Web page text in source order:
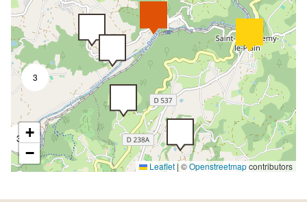
3
3
+
−
Leaflet | ©Openstreetmapcontributors